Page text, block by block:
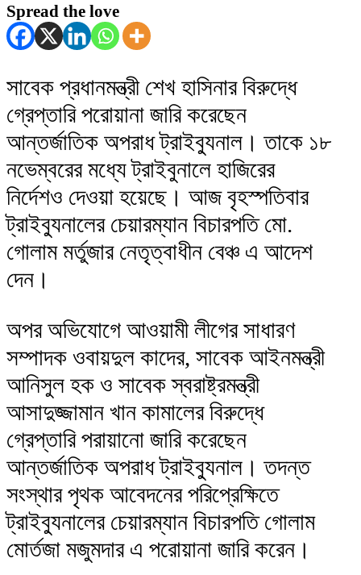
Spread the love
সাবেক প্রধানমন্ত্রী শেখ হাসিনার বিরুদ্ধে
গ্রেপ্তারি পরোয়ানা জারি করেছেন
আন্তর্জাতিক অপরাধ ট্রাইব্যুনাল। তাকে ১৮
নভেম্বরের মধ্যে ট্রাইবুনালে হাজিরের
নির্দেশও দেওয়া হয়েছে। আজ বৃহস্পতিবার
ট্রাইব্যুনালের চেয়ারম্যান বিচারপতি মো.
গোলাম মর্তুজার নেতৃত্বাধীন বেঞ্চ এ আদেশ
দেন।
অপর অভিযোগে আওয়ামী লীগের সাধারণ
সম্পাদক ওবায়দুল কাদের, সাবেক আইনমন্ত্রী
আনিসুল হক ও সাবেক স্বরাষ্ট্রমন্ত্রী
আসাদুজ্জামান খান কামালের বিরুদ্ধে
গ্রেপ্তারি পরায়ানো জারি করেছেন
আন্তর্জাতিক অপরাধ ট্রাইব্যুনাল। তদন্ত
সংস্থার পৃথক আবেদনের পরিপ্রেক্ষিতে
ট্রাইব্যুনালের চেয়ারম্যান বিচারপতি গোলাম
মোর্তজা মজুমদার এ পরোয়ানা জারি করেন।